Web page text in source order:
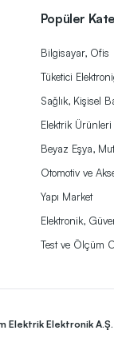
Popüler
Bilgisayar, Ofis
Tüketici
Sağlık, Kişisel
Elektrik Ürünleri
Beyaz Eşya,
Otomotiv ve
Yapı Market
Elektronik,
Test ve Ölçüm
Elektrik Elektronik A.Ş.